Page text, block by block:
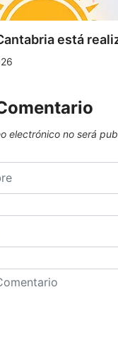
está
electrónico no será